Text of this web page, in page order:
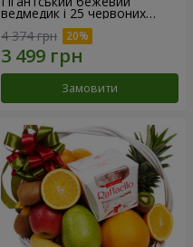
ведмедик і 25 червоних
троянд
4 374 грн
Замовити